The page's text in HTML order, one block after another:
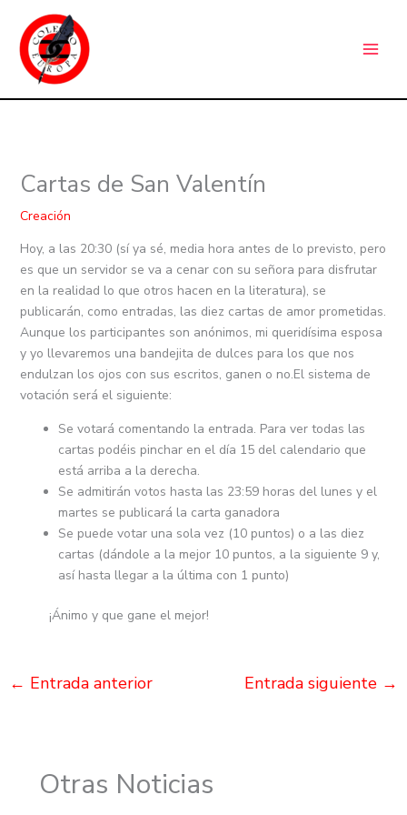
contenido
Cartas de San Valentín
Creación
Hoy, a las 20:30 (sí ya sé, media hora antes de lo previsto, pero
es que un servidor se va a cenar con su señora para disfrutar
en la realidad lo que otros hacen en la literatura), se
publicarán, como entradas, las diez cartas de amor prometidas.
Aunque los participantes son anónimos, mi queridísima esposa
y yo llevaremos una bandejita de dulces para los que nos
endulzan los ojos con sus escritos, ganen o no.El sistema de
votación será el siguiente:
Se votará comentando la entrada. Para ver todas las
cartas podéis pinchar en el día 15 del calendario que
está arriba a la derecha.
Se admitirán votos hasta las 23:59 horas del lunes y el
martes se publicará la carta ganadora
Se puede votar una sola vez (10 puntos) o a las diez
cartas (dándole a la mejor 10 puntos, a la siguiente 9 y,
así hasta llegar a la última con 1 punto)
¡Ánimo y que gane el mejor!
← Entrada anterior Entrada siguiente →
Otras Noticias
a
t
a
s